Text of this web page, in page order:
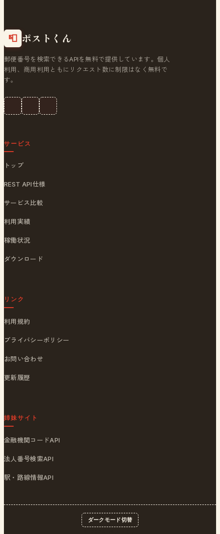
📮 ポストくん
郵便番号を検索できるAPIを無料で提供しています。個人
利用、商用利用ともにリクエスト数に制限はなく無料で
す。
サービス
トップ
REST API仕様
サービス比較
利用実績
稼働状況
ダウンロード
リンク
利用規約
プライバシーポリシー
お問い合わせ
更新履歴
姉妹サイト
金融機関コードAPI
法人番号検索API
駅・路線情報API
ダークモード切替